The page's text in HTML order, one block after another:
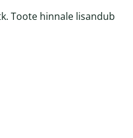
Toote hinnale lisandub